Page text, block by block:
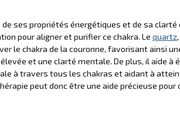
ses propriétés énergétiques et de sa
pour aligner et purifier ce chakra. Le quartz
le chakra de la couronne, favorisant ainsi
et une clarté mentale. De plus, il aide à
à travers tous les chakras et aidant à
peut donc être une aide précieuse pour